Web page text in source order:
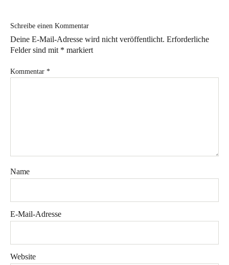
InstagramFacebook
Schreibe einen Kommentar
Deine E-Mail-Adresse wird nicht veröffentlicht. Erforderliche
Felder sind mit * markiert
Kommentar *
Name
E-Mail-Adresse
Website